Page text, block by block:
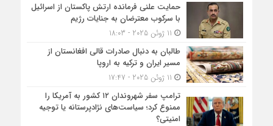
حمایت علنی فرمانده ارتش پاکستان از اسرائیل
با سرکوب معترضان به جنایات رژیم
طالبان به دنبال صادرات قالی افغانستان از
مسیر ایران و ترکیه به اروپا
ترامپ سفر شهروندان ۱۲ کشور به آمریکا را
ممنوع کرد؛ سیاست‌های نژادپرستانه یا توجیه
امنیتی؟